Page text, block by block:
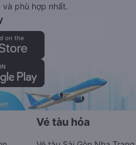
phù hợp nhất.
Vé tàu hỏa